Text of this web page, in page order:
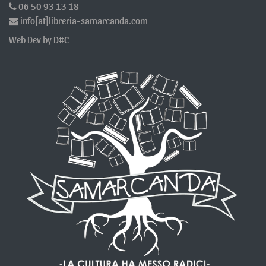
L’Utente dichiara di essere consapevole che il Titolare potrebbe essere
Informative specifiche
Su richiesta dell’Utente, in aggiunta alle informazioni contenute in
delle informative aggiuntive e contestuali riguardanti Servizi specifici, o
la raccolta ed il trattamento di Dati Personali.
Log di sistema e manutenzione
Per necessità legate al funzionamento ed alla manutenzione, questa
Applicazione e gli eventuali servizi terzi da essa utilizzati potrebbero
raccogliere log di sistema, ossia file che registrano le interazioni e che
possono contenere anche Dati Personali, quali l’indirizzo IP Utente.
Informazioni non contenute in questa policy
Ulteriori informazioni in relazione al trattamento dei Dati Personali
potranno essere richieste in qualsiasi momento al Titolare del
Trattamento utilizzando gli estremi di contatto.
06 50 93 13 18
info[at]libreria-samarcanda.com
Web Dev by D#C